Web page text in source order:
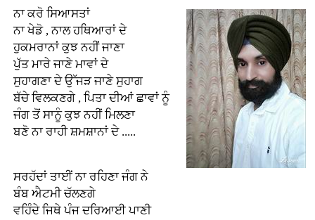
ਨਾ ਕਰੋ ਸਿਆਸਤਾਂ
ਨਾ ਖੇਡੋ , ਨਾਲ ਹਥਿਆਰਾਂ ਦੇ
ਹੁਕਮਰਾਨਾਂ ਕੁਝ ਨਹੀਂ ਜਾਣਾ
ਪੁੱਤ ਮਾਰੇ ਜਾਣੇ ਮਾਵਾਂ ਦੇ
ਸੁਹਾਗਣਾ ਦੇ ਉੱਜੜ ਜਾਣੇ ਸੁਹਾਗ
ਬੱਚੇ ਵਿਲਕਣਗੇ , ਪਿਤਾ ਦੀਆਂ ਛਾਵਾਂ ਨੂੰ
ਜੰਗ ਤੋਂ ਸਾਨੂੰ ਕੁਝ ਨਹੀਂ ਮਿਲਣਾ
ਬਣੋ ਨਾ ਰਾਹੀ ਸ਼ਮਸ਼ਾਨਾਂ ਦੇ .....
ਸਰਹੱਦਾਂ ਤਾਈਂ ਨਾ ਰਹਿਣਾ ਜੰਗ ਨੇ
ਬੰਬ ਐਟਮੀ ਚੱਲਣਗੇ
ਵਹਿੰਦੇ ਜਿਥੇ ਪੰਜ ਦਰਿਆਈ ਪਾਣੀ